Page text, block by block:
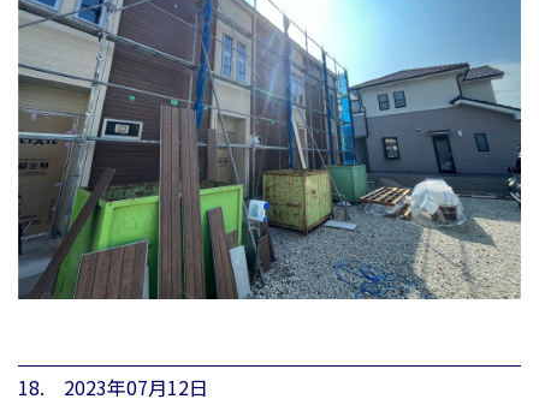
18. 2023年07月12日